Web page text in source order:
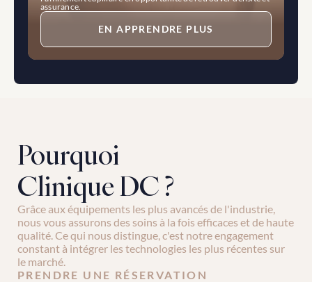
assurance.
EN APPRENDRE PLUS
Pourquoi
Clinique DC ?
Grâce aux équipements les plus avancés de l'industrie,
nous vous assurons des soins à la fois efficaces et de haute
qualité. Ce qui nous distingue, c'est notre engagement
constant à intégrer les technologies les plus récentes sur
le marché.
PRENDRE UNE RÉSERVATION